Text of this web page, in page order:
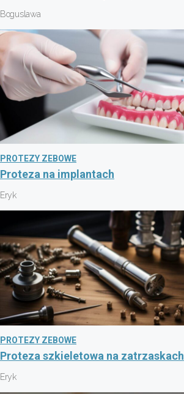
Boguslawa
PROTEZY ZEBOWE
Proteza na implantach
Eryk
PROTEZY ZEBOWE
Proteza szkieletowa na zatrzaskach
Eryk